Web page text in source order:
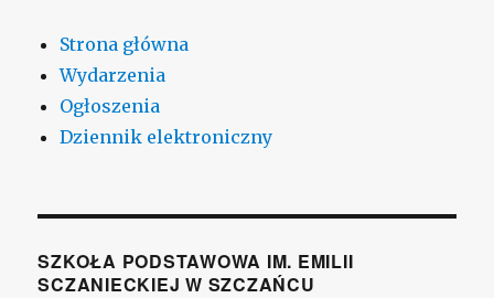
Strona główna
Wydarzenia
Ogłoszenia
Dziennik elektroniczny
SZKOŁA PODSTAWOWA IM. EMILII
SCZANIECKIEJ W SZCZAŃCU